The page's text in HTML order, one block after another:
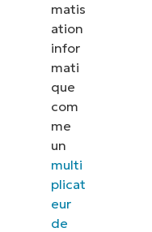
matis
ation
infor
mati
que
com
me
un
multi
plicat
eur
de